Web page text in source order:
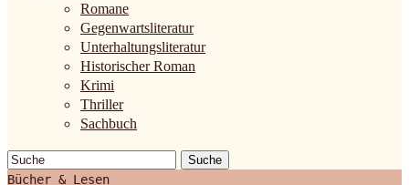
Romane
Gegenwartsliteratur
Unterhaltungsliteratur
Historischer Roman
Krimi
Thriller
Sachbuch
Suche
Bücher & Lesen